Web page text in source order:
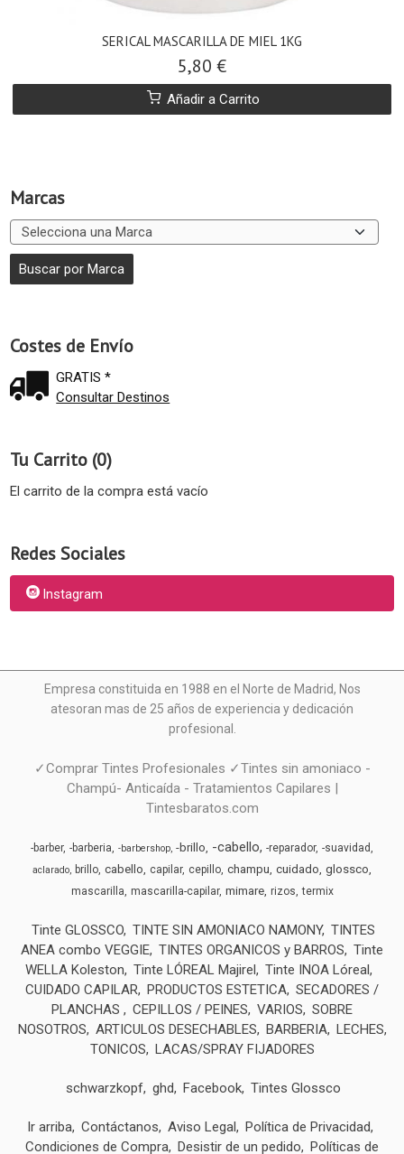
Marcas
Costes de Envío
GRATIS *
Consultar Destinos
Tu Carrito (0)
El carrito de la compra está vacío
Redes Sociales
Instagram
SERICAL MASCARILLA DE MIEL 1KG
5,80 €
Añadir a Carrito
Empresa constituida en 1988 en el Norte de Madrid, Nos
atesoran mas de 25 años de experiencia y dedicación
profesional.
✓Comprar Tintes Profesionales ✓Tintes sin amoniaco -
Champú- Anticaída - Tratamientos Capilares |
Tintesbaratos.com
-barber -barberia -barbershop -brillo -cabello -reparador -suavidad
aclarado brillo cabello capilar cepillo champu cuidado glossco
mascarilla mascarilla-capilar mimare rizos termix
Tinte GLOSSCO TINTE SIN AMONIACO NAMONY TINTES
ANEA combo VEGGIE TINTES ORGANICOS y BARROS
Tinte
WELLA Koleston
Tinte LÓREAL Majirel
Tinte INOA Lóreal
CUIDADO CAPILAR
PRODUCTOS ESTETICA SECADORES /
PLANCHAS
CEPILLOS / PEINES VARIOS
SOBRE
NOSOTROS
ARTICULOS DESECHABLES BARBERIA
LECHES,
TONICOS
LACAS/SPRAY FIJADORES
schwarzkopf ghd Facebook Tintes Glossco
Ir arriba Contáctanos Aviso Legal
Política de Privacidad
Condiciones de Compra
Desistir de un pedido Políticas de